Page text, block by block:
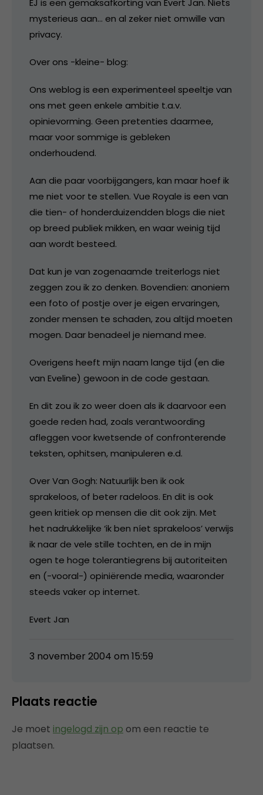
mysterieus aan… en al zeker niet omwille van
privacy.
Over ons -kleine- blog:
Ons weblog is een experimenteel speeltje van
ons met geen enkele ambitie t.a.v.
opinievorming. Geen pretenties daarmee,
maar voor sommige is gebleken
onderhoudend.
Aan die paar voorbijgangers, kan maar hoef ik
me niet voor te stellen. Vue Royale is een van
die tien- of honderduizendden blogs die niet
op breed publiek mikken, en waar weinig tijd
aan wordt besteed.
Dat kun je van zogenaamde treiterlogs niet
zeggen zou ik zo denken. Bovendien: anoniem
een foto of postje over je eigen ervaringen,
zonder mensen te schaden, zou altijd moeten
mogen. Daar benadeel je niemand mee.
Overigens heeft mijn naam lange tijd (en die
van Eveline) gewoon in de code gestaan.
En dit zou ik zo weer doen als ik daarvoor een
goede reden had, zoals verantwoording
afleggen voor kwetsende of confronterende
teksten, ophitsen, manipuleren e.d.
Over Van Gogh: Natuurlijk ben ik ook
sprakeloos, of beter radeloos. En dit is ook
geen kritiek op mensen die dit ook zijn. Met
het nadrukkelijke ‘ik ben níet sprakeloos’ verwijs
ik naar de vele stille tochten, en de in mijn
ogen te hoge tolerantiegrens bij autoriteiten
en (-vooral-) opiniërende media, waaronder
steeds vaker op internet.
Evert Jan
3 november 2004 om 15:59
Plaats reactie
Je moet ingelogd zijn op om een reactie te
plaatsen.